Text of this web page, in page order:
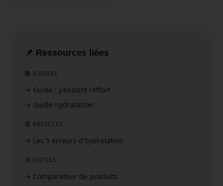
📌 Ressources liées
📚 GUIDES
→ Guide : pendant l'effort
→ Guide hydratation
📰 ARTICLES
→ Les 5 erreurs d'hydratation
🛠️ OUTILS
→ Comparateur de produits